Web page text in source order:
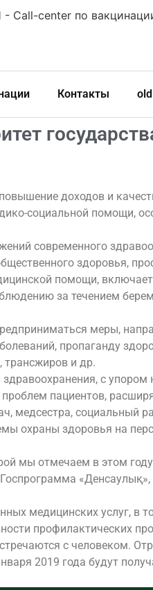
- Call-center по
Контакты
доходов и
социальной помощи,
современного
здоровья,
помощи,
за течением
меры,
пропаганду
трансжиров и др.
с упором
пациентов,
медсестра, социальный
охраны здоровья на
мы отмечаем в этом
«Денсаулық»,
медицинских услуг, в
профилактических
с человеком.
2019 года будут